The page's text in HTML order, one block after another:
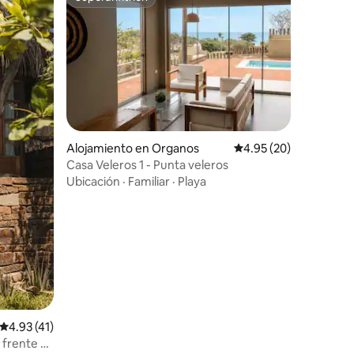
Calificación promedio: 4.93 de 5, 41 reseñas
4.93 (41)
frente al
Superanfitrión
Alojamiento en Organos Calificación
4.95 (20)
Casa Veleros 1 - Punta veleros
Ubicación · Familiar · Playa